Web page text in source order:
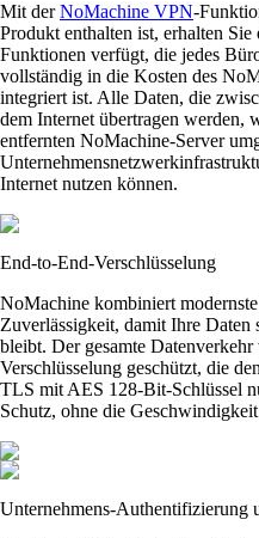
Mit derNoMachine VPN-
Produkt enthalten ist, erhalten
Funktionen verfügt, die jedes
vollständig in die Kosten des
integriert ist. Alle Daten, die
dem Internet übertragen werden,
entfernten NoMachine-Server
Internet nutzen können.
End-to-End-Verschlüsselung
NoMachine kombiniert
Zuverlässigkeit, damit Ihre
bleibt. Der gesamte
Verschlüsselung geschützt, die
TLS mit AES 128-Bit-Schlüssel
Schutz, ohne die
Unternehmens-Authentifizierung